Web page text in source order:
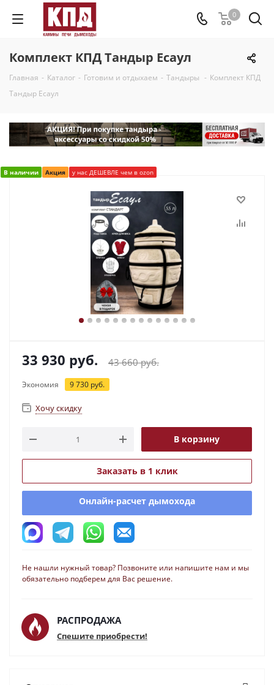
0
Комплект КПД Тандыр Есаул
Главная - Каталог - Готовим и отдыхаем - Тандыры - Комплект КПД
Тандыр Есаул
В наличии Акция у нас ДЕШЕВЛЕ чем в ozon
33 930 руб. 43 660руб.
Экономия 9 730 руб.
Хочу скидку
В корзину
Заказать в 1 клик
Онлайн-расчет дымохода
Не нашли нужный товар? Позвоните или напишите нам и мы
обязательно подберем для Вас решение.
РАСПРОДАЖА
Спешите приобрести!